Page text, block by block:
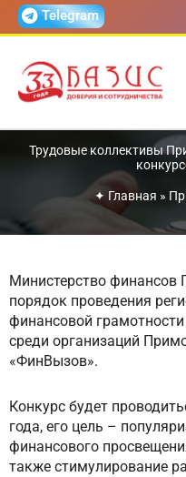
ПерейтиTelegram
Трудовые коллективы
✦ Главная »
Министерство финансов
порядок проведения
финансовой
среди организаций
«ФинВызов».
Конкурс будет
года, его цель –
финансового
также стимулирование